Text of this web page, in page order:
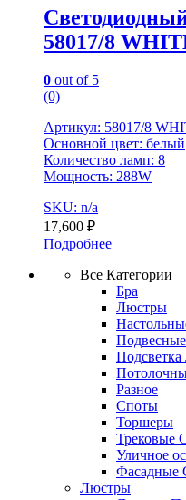
58017/8
0 out of 5
(0)
Артикул: 58017/8
Основной цвет: белый
Количество ламп: 8
Мощность: 288W
SKU: n/a
17,600 ₽
Подробнее
Все Категории
Бра
Люстры
Разное
Споты
Торшеры
Трековые
Уличное
Фасадные
Люстры